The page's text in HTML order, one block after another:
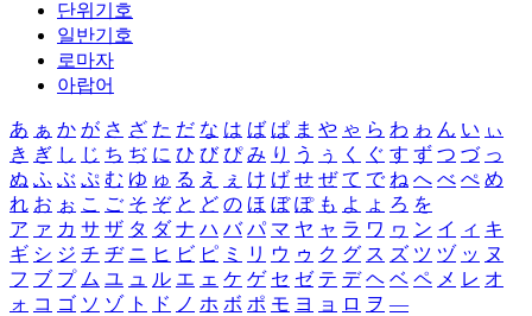
단위기호
일반기호
로마자
아랍어
あ ぁ か が さ ざ た だ な は ば ぱ ま や ゃ ら わ ゎ ん い ぃ
き ぎ し じ ち ぢ に ひ び ぴ み り う ぅ く ぐ す ず つ づ っ
ぬ ふ ぶ ぷ む ゆ ゅ る え ぇ け げ せ ぜ て で ね へ べ ぺ め
れ お ぉ こ ご そ ぞ と ど の ほ ぼ ぽ も よ ょ ろ を
ア ァ カ サ ザ タ ダ ナ ハ バ パ マ ヤ ャ ラ ワ ヮ ン イ ィ キ
ギ シ ジ チ ヂ ニ ヒ ビ ピ ミ リ ウ ゥ ク グ ス ズ ツ ヅ ッ ヌ
フ ブ プ ム ユ ュ ル エ ェ ケ ゲ セ ゼ テ デ ヘ ベ ペ メ レ オ
ォ コ ゴ ソ ゾ ト ド ノ ホ ボ ポ モ ヨ ョ ロ ヲ ―